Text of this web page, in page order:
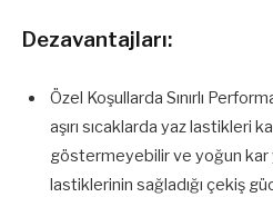
Dezavantajları:
Özel Koşullarda Sınırlı
aşırı sıcaklarda yaz lastikleri
göstermeyebilir ve yoğun kar
lastiklerinin sağladığı çekiş